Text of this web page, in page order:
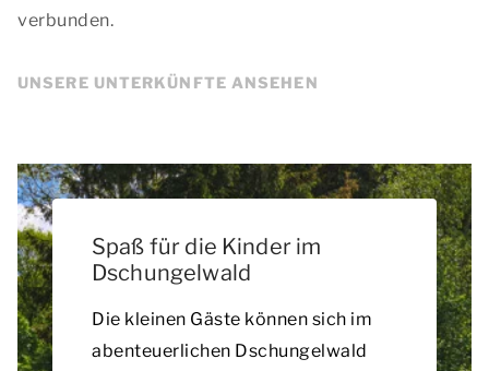
verbunden.
UNSERE UNTERKÜNFTE ANSEHEN
Spaß für die Kinder im
Dschungelwald
Die kleinen Gäste können sich im
abenteuerlichen Dschungelwald